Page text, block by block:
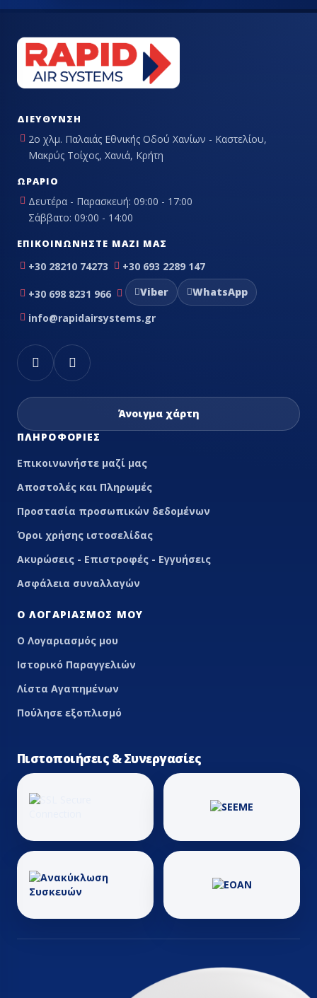
ΔΙΕΎΘΥΝΣΗ
2ο χλμ. Παλαιάς Εθνικής Οδού Χανίων - Καστελίου,
Μακρύς Τοίχος, Χανιά, Κρήτη
ΩΡΆΡΙΟ
Δευτέρα - Παρασκευή: 09:00 - 17:00
Σάββατο: 09:00 - 14:00
ΕΠΙΚΟΙΝΩΝΉΣΤΕ ΜΑΖΊ ΜΑΣ
+30 28210 74273 +30 693 2289 147
+30 698 8231 966 Viber
WhatsApp
info@rapidairsystems.gr
Άνοιγμα χάρτη
ΠΛΗΡΟΦΟΡΊΕΣ
Επικοινωνήστε μαζί μας
Αποστολές και Πληρωμές
Προστασία προσωπικών δεδομένων
Όροι χρήσης ιστοσελίδας
Ακυρώσεις - Επιστροφές - Εγγυήσεις
Ασφάλεια συναλλαγών
Ο ΛΟΓΑΡΙΑΣΜΌΣ ΜΟΥ
Ο Λογαριασμός μου
Ιστορικό Παραγγελιών
Λίστα Αγαπημένων
Πούλησε εξοπλισμό
Πιστοποιήσεις & Συνεργασίες